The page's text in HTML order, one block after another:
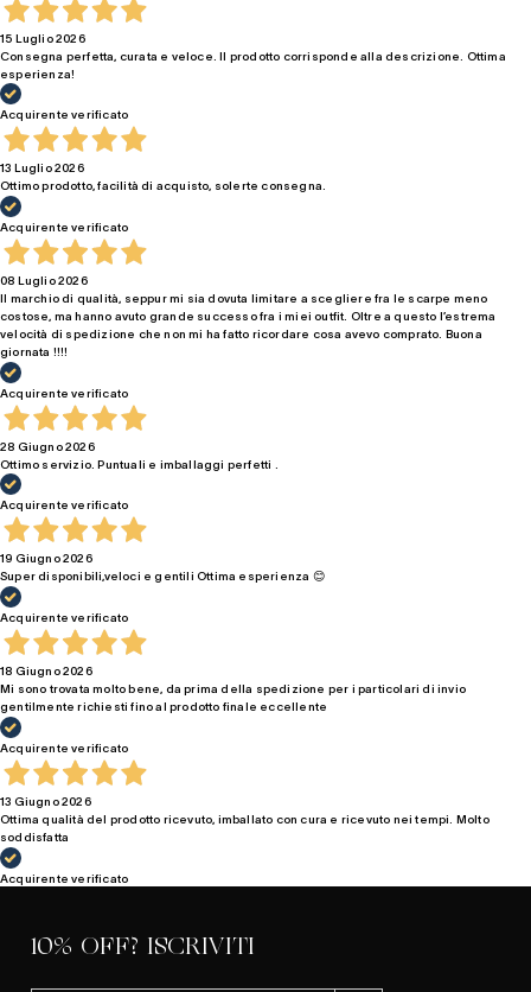
15 Luglio 2026
Consegna perfetta, curata e veloce. Il prodotto corrisponde alla descrizione. Ottima
esperienza!
Acquirente verificato
13 Luglio 2026
Ottimo prodotto, facilità di acquisto, solerte consegna.
Acquirente verificato
08 Luglio 2026
Il marchio di qualità, seppur mi sia dovuta limitare a scegliere fra le scarpe meno
costose, ma hanno avuto grande successo fra i miei outfit. Oltre a questo l’estrema
velocità di spedizione che non mi ha fatto ricordare cosa avevo comprato. Buona
giornata !!!!
Acquirente verificato
28 Giugno 2026
Ottimo servizio. Puntuali e imballaggi perfetti .
Acquirente verificato
19 Giugno 2026
Super disponibili,veloci e gentili Ottima esperienza 😊
Acquirente verificato
18 Giugno 2026
Mi sono trovata molto bene, da prima della spedizione per i particolari di invio
gentilmente richiesti fino al prodotto finale eccellente
Acquirente verificato
13 Giugno 2026
Ottima qualità del prodotto ricevuto, imballato con cura e ricevuto nei tempi. Molto
soddisfatta
Acquirente verificato
10% OFF? ISCRIVITI